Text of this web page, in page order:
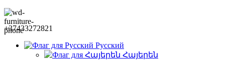
+37433272821
Русский
Հայերեն